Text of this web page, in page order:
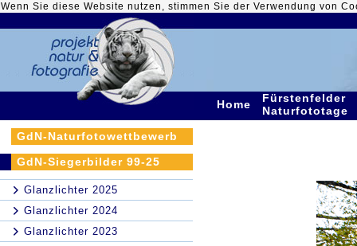
Wenn Sie diese Website nutzen, stimmen Sie der Verwendung von
Home
Fürstenfelder
Naturfototage
GdN-Naturfotowettbewerb
GdN-Siegerbilder 99-25
Glanzlichter 2025
Glanzlichter 2024
Glanzlichter 2023